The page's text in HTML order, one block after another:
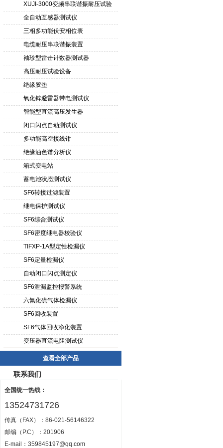
XUJI-3000变频串联谐振耐压试验
装置
全自动互感器测试仪
三相多功能伏安相位表
电缆耐压串联谐振装置
袖珍型雷击计数器测试器
高压耐压试验设备
绝缘胶垫
氧化锌避雷器带电测试仪
智能型直流高压发生器
闭口闪点自动测试仪
多功能高空接线钳
绝缘油色谱分析仪
箱式变电站
蓄电池状态测试仪
SF6转接过滤装置
继电保护测试仪
SF6综合测试仪
SF6密度继电器校验仪
TIFXP-1A型定性检漏仪
SF6定量检漏仪
自动闭口闪点测定仪
SF6泄漏监控报警系统
六氟化硫气体检漏仪
SF6回收装置
SF6气体回收净化装置
变压器直流电阻测试仪
查看全部产品
联系我们
全国统一热线：
13524731726
传真（FAX）：86-021-56146322
邮编（P.C）：201906
E-mail： 359845197@qq.com